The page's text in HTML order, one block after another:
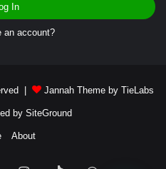
In
an account?
| Jannah Theme by TieLabs
by SiteGround
About